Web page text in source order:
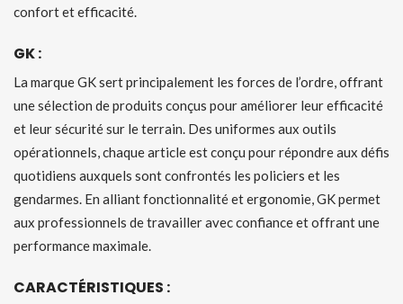
confort et efficacité.
GK :
La marque GK sert principalement les forces de l’ordre, offrant
une sélection de produits conçus pour améliorer leur efficacité
et leur sécurité sur le terrain. Des uniformes aux outils
opérationnels, chaque article est conçu pour répondre aux défis
quotidiens auxquels sont confrontés les policiers et les
gendarmes. En alliant fonctionnalité et ergonomie, GK permet
aux professionnels de travailler avec confiance et offrant une
performance maximale.
CARACTÉRISTIQUES :